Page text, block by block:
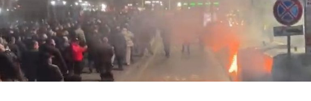
në
Iran,
Erdogan
reagimin